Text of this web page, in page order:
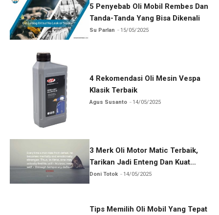
5 Penyebab Oli Mobil Rembes Dan
Tanda-Tanda Yang Bisa Dikenali
Su Parlan 15/05/2025
4 Rekomendasi Oli Mesin Vespa
Klasik Terbaik
Agus Susanto 14/05/2025
3 Merk Oli Motor Matic Terbaik,
Tarikan Jadi Enteng Dan Kuat
Nanjak
Doni Totok 14/05/2025
Tips Memilih Oli Mobil Yang Tepat